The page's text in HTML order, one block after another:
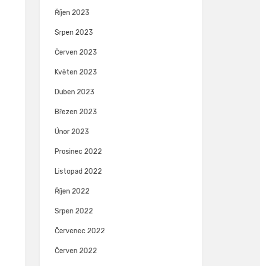
Říjen 2023
Srpen 2023
Červen 2023
Květen 2023
Duben 2023
Březen 2023
Únor 2023
Prosinec 2022
Listopad 2022
Říjen 2022
Srpen 2022
Červenec 2022
Červen 2022